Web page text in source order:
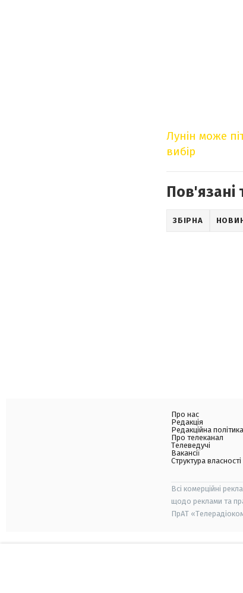
Лунін може
вибір
Пов'язані
ЗБІРНА
Про нас
Редакція
Редакційна політика
Про телеканал
Телеведучі
Вакансії
Структура власності
Всі комерційні
щодо реклами та
ПрАТ